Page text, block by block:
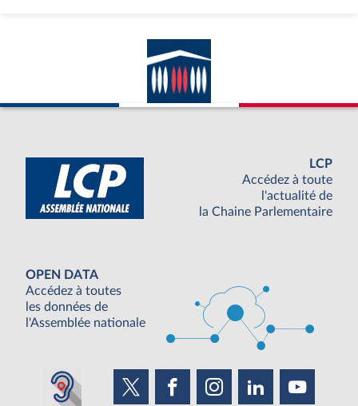
LCP
Accédez à toute
l'actualité de
la Chaine Parlementaire
OPEN DATA
Accédez à toutes
les données de
l'Assemblée nationale